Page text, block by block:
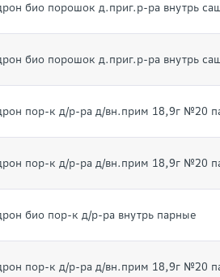
био порошок д.приг.р-ра внутрь
био порошок д.приг.р-ра внутрь
пор-к д/р-ра д/вн.прим 18,9г №20
пор-к д/р-ра д/вн.прим 18,9г №20
био пор-к д/р-ра внутрь парные
пор-к д/р-ра д/вн.прим 18,9г №20